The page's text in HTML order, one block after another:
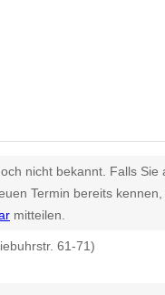
nicht bekannt. Falls Sie
Termin bereits kennen,
mitteilen.
61-71)